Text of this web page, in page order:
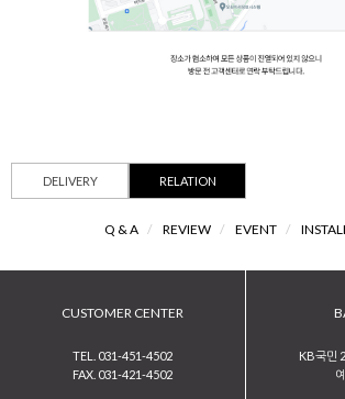
DELIVERY RELATION
Q & A / REVIEW / EVENT /
CUSTOMER CENTER
TEL. 031-451-4502
FAX. 031-421-4502
KB국민